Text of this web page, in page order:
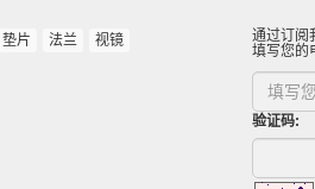
垫片 法兰 视镜
通过订阅
填写您的
验证码: